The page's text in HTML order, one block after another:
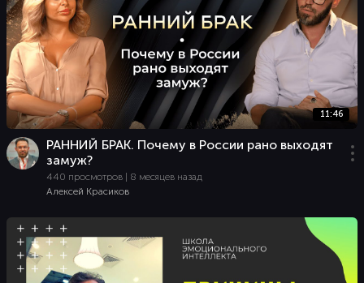
11:46
РАННИЙ БРАК. Почему в России рано выходят
замуж?
440 просмотров | 8 месяцев назад
Алексей Красиков